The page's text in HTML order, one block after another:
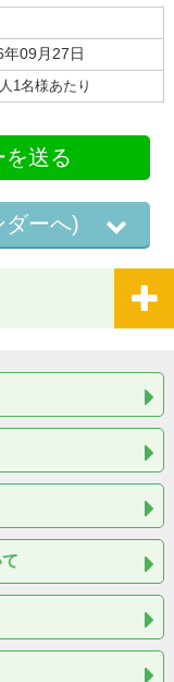
09月27日
1名様あたり
を送る
ダーへ)